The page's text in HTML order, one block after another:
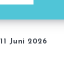
11 Juni 2026